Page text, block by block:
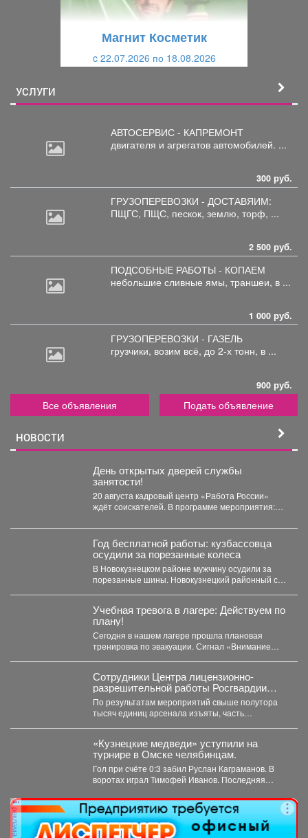
Магнит Косметик
c 22.07.2026 по 18.08.2026
УСЛУГИ
АВТОСЕРВИС - КАПРЕМОНТ
двигателя и агрегатов автомобилей. ...
300 руб.
ГРУЗОПЕРЕВОЗКИ - ДОСТАВЯИМ:
ПЩГС, ПЩС, пескок, землю, торф, ...
2 500 руб.
ПОДСОБНЫЕ РАБОТЫ - КОПАЕМ
небольшие сливные ямы, траншеи, в ...
1 000 руб.
ГРУЗОПЕРЕВОЗКИ - ГАЗЕЛЬ
грузчики, возим всё, до 2-х тонн, в ...
900 руб.
Все объявления Подать объявление
НОВОСТИ
День открытых дверей службы
занятости!
20 августа кадровый центр «Работа России»
ждёт соискателей. В программе мероприятия:
Год бесплатной работы: кузбассовца
осудили за порезанные колеса
В Новокузнецком районе мужчину осудили за
порезанные шины. Новокузнецкий районный суд
Учебная тревога в лагере: Действуем по
плану!
Сегодня в нашем лагере прошла плановая
тренировка по эвакуации. Сигнал «Внимание
Сотрудники Центра лицензионно-
разрешительной работы Росгвардии
Кузбасса с начала года проверили
свыше пяти тысяч владельцев оружия.
По результатам мероприятий свыше полутора
тысяч единиц арсенала изъяты, часть
«Кузнецкие медведи» уступили на
турнире в Омске челябинцам.
Гол при счёте 0:3 забил Руслан Каграманов. В
воротах играл Тимофей Иванов. Последняя
реклама